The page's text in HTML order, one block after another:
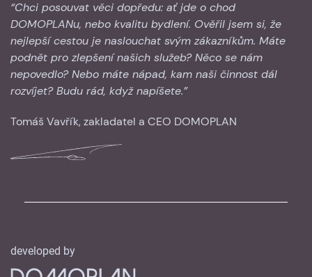
“Chci posouvat věci dopředu: ať jde o chod
DOMOPLANu, nebo kvalitu bydlení. Ověřil jsem si, že
nejlepší cestou je naslouchat svým zákazníkům. Máte
podnět pro zlepšení našich služeb? Něco se nám
nepovedlo? Nebo máte nápad, kam naši činnost dál
rozvíjet? Budu rád, když napíšete.”
Tomáš Vavřík, zakladatel a CEO DOMOPLAN
developed by